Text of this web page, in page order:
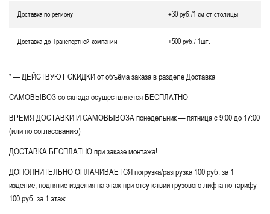
Доставка по региону +30 руб./1 км от столицы
Доставка до Транспортной компании +500 руб./ 1шт.
* — ДЕЙСТВУЮТ СКИДКИ от объёма заказа в разделе Доставка
САМОВЫВОЗ со склада осуществляется БЕСПЛАТНО
ВРЕМЯ ДОСТАВКИ И САМОВЫВОЗА понедельник — пятница с 9:00 до 17:00
(или по согласованию)
ДОСТАВКА БЕСПЛАТНО при заказе монтажа!
ДОПОЛНИТЕЛЬНО ОПЛАЧИВАЕТСЯ погрузка/разгрузка 100 руб. за 1
изделие, поднятие изделия на этаж при отсутствии грузового лифта по тарифу
100 руб. за 1 этаж.